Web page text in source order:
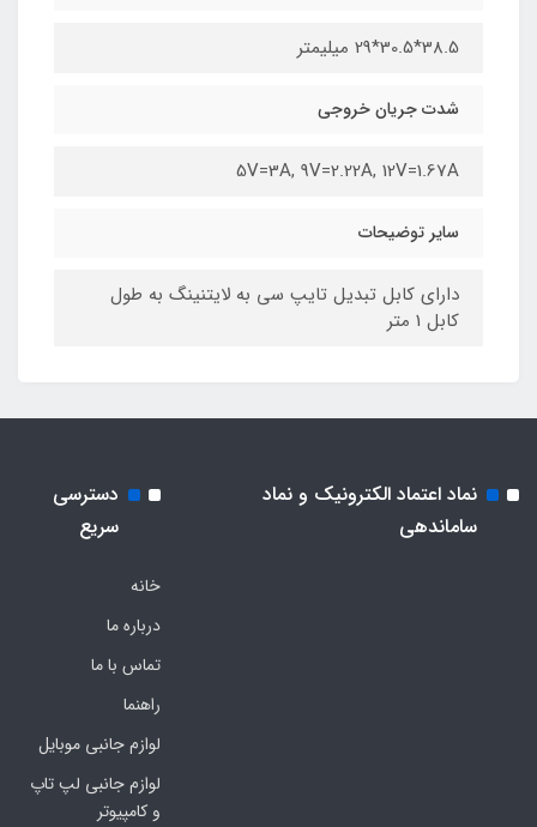
38.5*30.5*29 میلیمتر
شدت جریان خروجی
5V=3A, 9V=2.22A, 12V=1.67A
سایر توضیحات
دارای کابل تبدیل تایپ سی به لایتنینگ به طول
کابل 1 متر
نماد اعتماد الکترونیک و نماد
ساماندهی
دسترسی
سریع
خانه
درباره ما
تماس با ما
راهنما
لوازم جانبی موبایل
لوازم جانبی لپ تاپ
و کامپیوتر